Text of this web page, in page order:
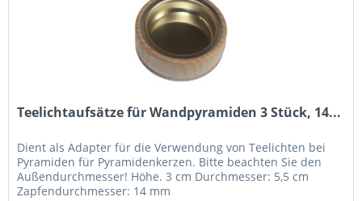
Teelichtaufsätze für Wandpyramiden 3 Stück, 14...
Dient als Adapter für die Verwendung von Teelichten bei
Pyramiden für Pyramidenkerzen. Bitte beachten Sie den
Außendurchmesser! Höhe. 3 cm Durchmesser: 5,5 cm
Zapfendurchmesser: 14 mm